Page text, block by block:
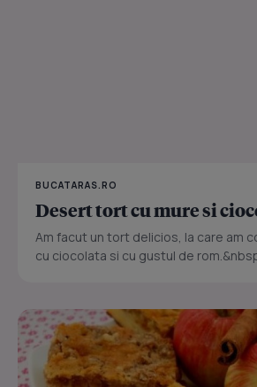
BUCATARAS.RO
Desert tort cu mure si
Am facut un tort delicios, la care am
cu ciocolata si cu gustul de